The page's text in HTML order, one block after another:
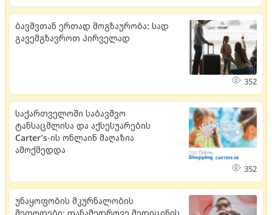
ბავშვთან ერთად მოგზაურობა: სად
გავემგზავროთ პირველად
352
საქართველოში საბავშვო
ტანსაცმლისა და აქსესუარების
Carter’s-ის ონლაინ მაღაზია
ამოქმედდა
352
უნაყოფობის მკურნალობის